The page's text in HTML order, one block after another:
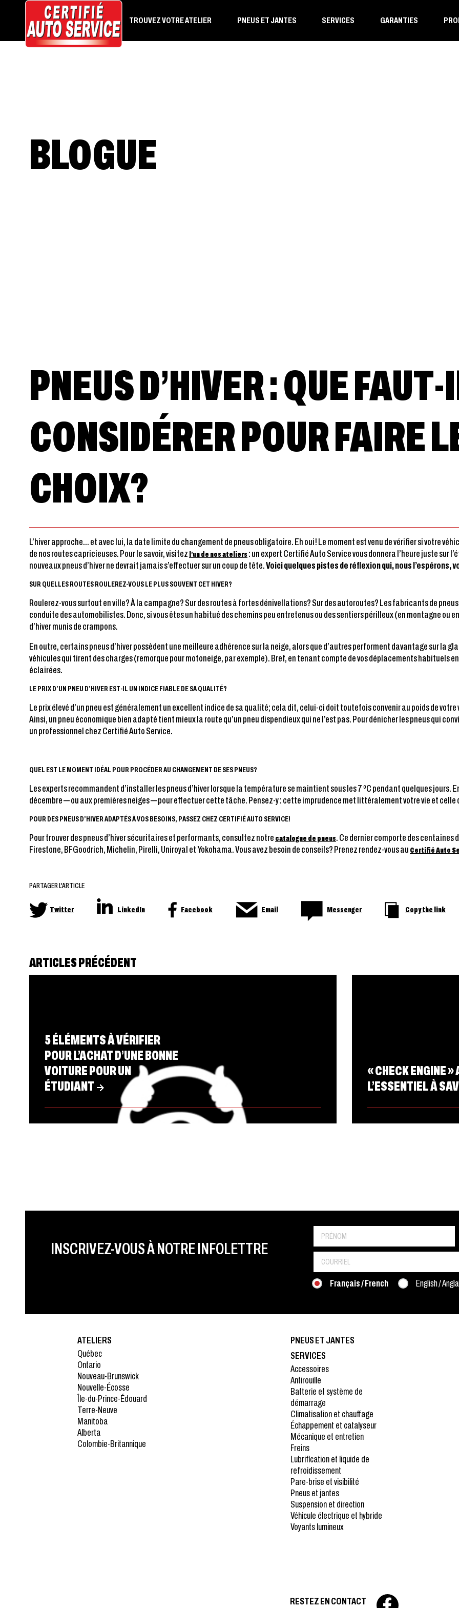
TROUVEZ VOTRE ATELIER PNEUS ET JANTES SERVICES GARANTIES
BLOGUE
PNEUS D’HIVER : QUE FAUT-
CONSIDÉRER POUR FAIRE
CHOIX?
L’hiver approche… et avec lui, la date limite du changement de pneus obligatoire. Eh oui! Le moment est venu de vérifier si votre
de nos routes capricieuses. Pour le savoir, visitez l’un de nos ateliers : un expert Certifié Auto Service vous donnera l’heure juste sur
nouveaux pneus d’hiver ne devrait jamais s’effectuer sur un coup de tête.Voici quelques pistes de réflexion qui, nous l’espérons,
SUR QUELLES ROUTES ROULEREZ-VOUS LE PLUS SOUVENT CET HIVER?
Roulerez-vous surtout en ville? À la campagne? Sur des routes à fortes dénivellations? Sur des autoroutes? Les fabricants de
conduite des automobilistes. Donc, si vous êtes un habitué des chemins peu entretenus ou des sentiers périlleux (en montagne ou
d’hiver munis de crampons.
En outre, certains pneus d’hiver possèdent une meilleure adhérence sur la neige, alors que d’autres performent davantage sur la
véhicules qui tirent des charges (remorque pour motoneige, par exemple). Bref, en tenant compte de vos déplacements habituels
éclairées.
LE PRIX D’UN PNEU D’HIVER EST-IL UN INDICE FIABLE DE SA QUALITÉ?
Le prix élevé d’un pneu est généralement un excellent indice de sa qualité; cela dit, celui-ci doit toutefois convenir au poids de
Ainsi, un pneu économique bien adapté tient mieux la route qu’un pneu dispendieux qui ne l’est pas. Pour dénicher les pneus qui
un professionnel chez Certifié Auto Service.
QUEL EST LE MOMENT IDÉAL POUR PROCÉDER AU CHANGEMENT DE SES PNEUS?
Les experts recommandent d’installer les pneus d’hiver lorsque la température se maintient sous les 7 ºC pendant quelques
décembre — ou aux premières neiges — pour effectuer cette tâche. Pensez-y : cette imprudence met littéralement votre vie et celle
POUR DES PNEUS D’HIVER ADAPTÉS À VOS BESOINS, PASSEZ CHEZ CERTIFIÉ AUTO SERVICE!
Pour trouver des pneus d’hiver sécuritaires et performants, consultez notre catalogue de pneus. Ce dernier comporte des centaines
Firestone, BFGoodrich, Michelin, Pirelli, Uniroyal et Yokohama. Vous avez besoin de conseils? Prenez rendez-vous au Certifié Auto
PARTAGER L'ARTICLE
Twitter LinkedIn Facebook Email Messenger Copy the link
ARTICLES PRÉCÉDENT
5 ÉLÉMENTS À VÉRIFIER
POUR L’ACHAT D’UNE BONNE
VOITURE POUR UN
ÉTUDIANT
« CHECK ENGINE »
L’ESSENTIEL À
PRÉNOM
LAST NAME
INSCRIVEZ-VOUS À NOTRE INFOLETTRE
LANGUE
Français / French English /
ATELIERS
Québec
Ontario
Nouveau-Brunswick
Nouvelle-Écosse
Île-du-Prince-Édouard
Terre-Neuve
Manitoba
Alberta
Colombie-Britannique
PNEUS ET JANTES
SERVICES
Accessoires
Antirouille
Batterie et système de
démarrage
Climatisation et chauffage
Échappement et catalyseur
Mécanique et entretien
Freins
Lubrification et liquide de
refroidissement
Pare-brise et visibilité
Pneus et jantes
Suspension et direction
Véhicule électrique et hybride
Voyants lumineux
RESTEZ EN CONTACT